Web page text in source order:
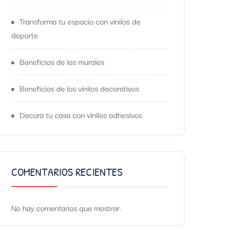
Transforma tu espacio con vinilos de
deporte
Beneficios de los murales
Beneficios de los vinilos decorativos
Decora tu casa con vinilos adhesivos
COMENTARIOS RECIENTES
No hay comentarios que mostrar.